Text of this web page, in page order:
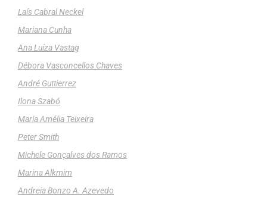
Laís Cabral Neckel
Mariana Cunha
Ana Luíza Vastag
Débora Vasconcellos Chaves
André Guttierrez
Ilona Szabó
Maria Amélia Teixeira
Peter Smith
Michele Gonçalves dos Ramos
Marina Alkmim
Andreia Bonzo A. Azevedo